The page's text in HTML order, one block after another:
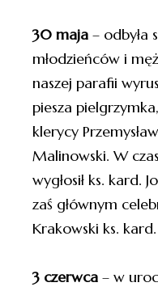
30 maja – odbyła
młodzieńców i
naszej parafii
piesza
klerycy
Malinowski. W
wygłosił ks. kard.
zaś głównym
Krakowski ks.
3 czerwca – w